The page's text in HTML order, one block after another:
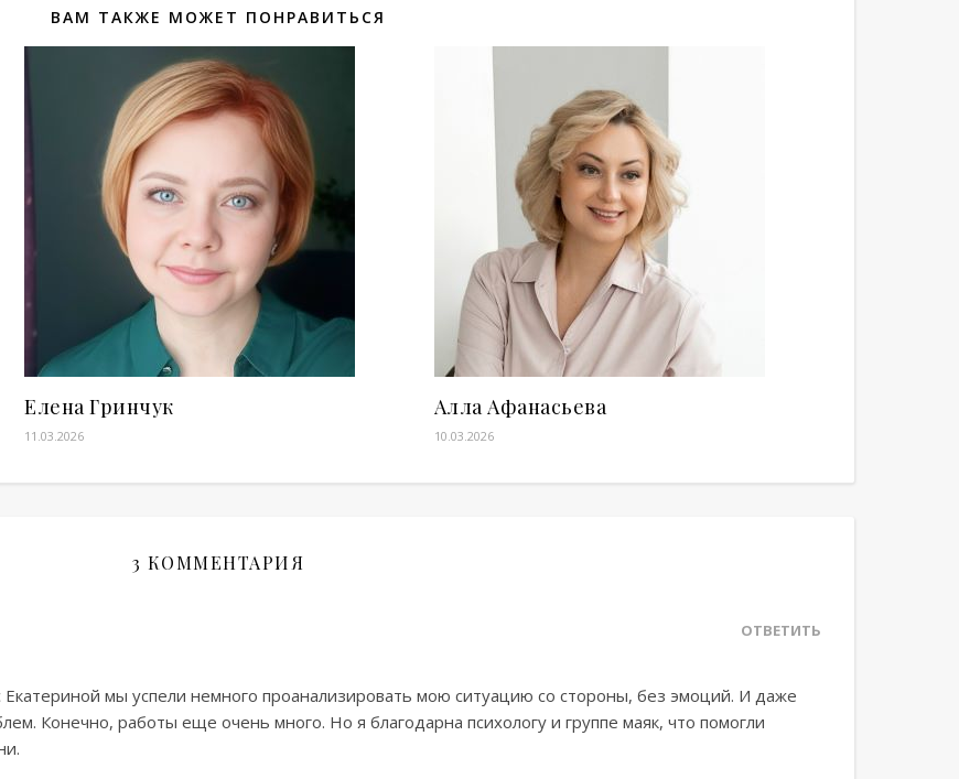
ВАМ ТАКЖЕ МОЖЕТ ПОНРАВИТЬСЯ
Елена Гринчук
11.03.2026
Алла Афанасьева
10.03.2026
3 КОММЕНТАРИЯ
ОТВЕТИТЬ
мы успели немного проанализировать мою ситуацию со стороны, без эмоций. И даже
Конечно, работы еще очень много. Но я благодарна психологу и группе маяк, что помогли